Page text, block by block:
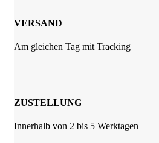
VERSAND
Am gleichen Tag mit Tracking
ZUSTELLUNG
Innerhalb von 2 bis 5 Werktagen